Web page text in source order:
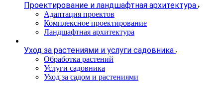
Проектирование и ландшафтная архитектура
Адаптация проектов
Комплексное проектирование
Ландшафтная архитектура
Уход за растениями и услуги садовника
Обработка растений
Услуги садовника
Уход за садом и растениями